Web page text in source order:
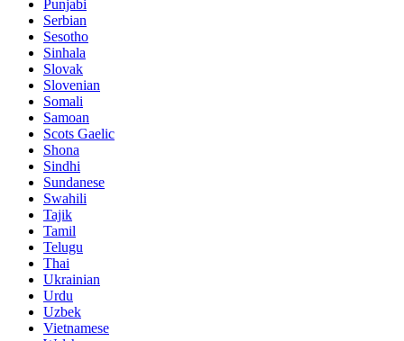
Punjabi
Serbian
Sesotho
Sinhala
Slovak
Slovenian
Somali
Samoan
Scots Gaelic
Shona
Sindhi
Sundanese
Swahili
Tajik
Tamil
Telugu
Thai
Ukrainian
Urdu
Uzbek
Vietnamese